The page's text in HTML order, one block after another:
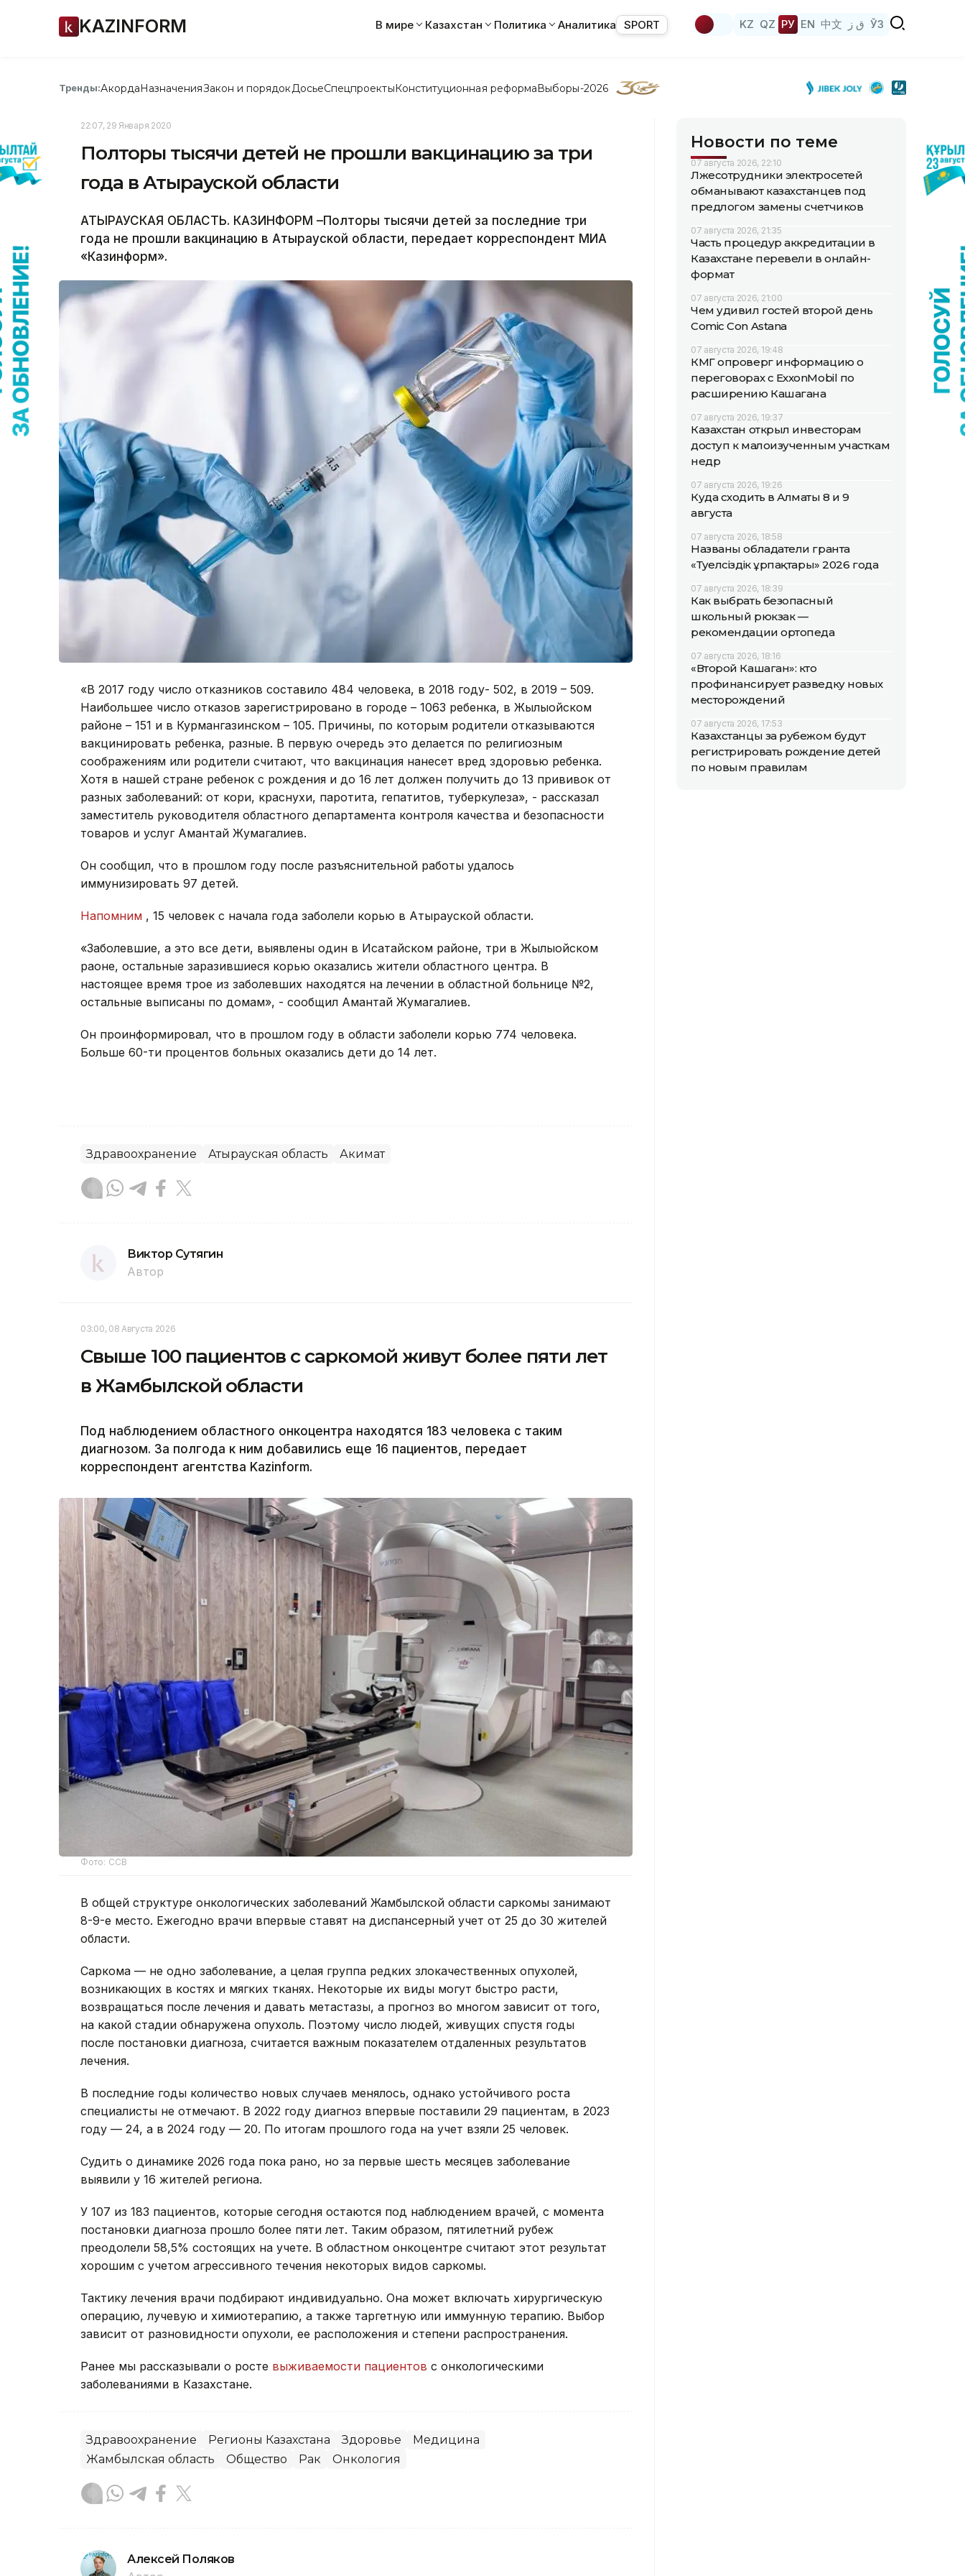
KAZINFORM В мире Казахстан Политика Аналитика SPORT KZ QZ РУ EN 中文 ق ز ЎЗ
Тренды:АкордаНазначенияЗакон и порядок ДосьеСпецпроектыКонституционная реформаВыборы-2026
22:07, 29 Января 2020
Полторы тысячи детей не прошли вакцинацию за три
года в Атырауской области
АТЫРАУСКАЯ ОБЛАСТЬ. КАЗИНФОРМ –Полторы тысячи детей за последние три
года не прошли вакцинацию в Атырауской области, передает корреспондент МИА
«Казинформ».
«В 2017 году число отказников составило 484 человека, в 2018 году- 502, в 2019 – 509.
Наибольшее число отказов зарегистрировано в городе – 1063 ребенка, в Жылыойском
районе – 151 и в Курмангазинском – 105. Причины, по которым родители отказываются
вакцинировать ребенка, разные. В первую очередь это делается по религиозным
соображениям или родители считают, что вакцинация нанесет вред здоровью ребенка.
Хотя в нашей стране ребенок с рождения и до 16 лет должен получить до 13 прививок от
разных заболеваний: от кори, краснухи, паротита, гепатитов, туберкулеза», - рассказал
заместитель руководителя областного департамента контроля качества и безопасности
товаров и услуг Амантай Жумагалиев.
Он сообщил, что в прошлом году после разъяснительной работы удалось
иммунизировать 97 детей.
Напомним , 15 человек с начала года заболели корью в Атырауской области.
«Заболевшие, а это все дети, выявлены один в Исатайском районе, три в Жылыойском
раоне, остальные заразившиеся корью оказались жители областного центра. В
настоящее время трое из заболевших находятся на лечении в областной больнице №2,
остальные выписаны по домам», - сообщил Амантай Жумагалиев.
Он проинформировал, что в прошлом году в области заболели корью 774 человека.
Больше 60-ти процентов больных оказались дети до 14 лет.
Здравоохранение Атырауская область Акимат
Виктор Сутягин
Автор
03:00, 08 Августа 2026
Свыше 100 пациентов с саркомой живут более пяти лет
в Жамбылской области
Под наблюдением областного онкоцентра находятся 183 человека с таким
диагнозом. За полгода к ним добавились еще 16 пациентов, передает
корреспондент агентства Kazinform.
Фото: ССВ
В общей структуре онкологических заболеваний Жамбылской области саркомы занимают
8-9-е место. Ежегодно врачи впервые ставят на диспансерный учет от 25 до 30 жителей
области.
Саркома — не одно заболевание, а целая группа редких злокачественных опухолей,
возникающих в костях и мягких тканях. Некоторые их виды могут быстро расти,
возвращаться после лечения и давать метастазы, а прогноз во многом зависит от того,
на какой стадии обнаружена опухоль. Поэтому число людей, живущих спустя годы
после постановки диагноза, считается важным показателем отдаленных результатов
лечения.
В последние годы количество новых случаев менялось, однако устойчивого роста
специалисты не отмечают. В 2022 году диагноз впервые поставили 29 пациентам, в 2023
году — 24, а в 2024 году — 20. По итогам прошлого года на учет взяли 25 человек.
Судить о динамике 2026 года пока рано, но за первые шесть месяцев заболевание
выявили у 16 жителей региона.
У 107 из 183 пациентов, которые сегодня остаются под наблюдением врачей, с момента
постановки диагноза прошло более пяти лет. Таким образом, пятилетний рубеж
преодолели 58,5% состоящих на учете. В областном онкоцентре считают этот результат
хорошим с учетом агрессивного течения некоторых видов саркомы.
Тактику лечения врачи подбирают индивидуально. Она может включать хирургическую
операцию, лучевую и химиотерапию, а также таргетную или иммунную терапию. Выбор
зависит от разновидности опухоли, ее расположения и степени распространения.
Ранее мы рассказывали о росте выживаемости пациентов с онкологическими
заболеваниями в Казахстане.
Здравоохранение Регионы Казахстана Здоровье
Медицина
Жамбылская область
Общество Рак Онкология
Алексей Поляков
Новости по теме
07 августа 2026, 22:10
Лжесотрудники электросетей
обманывают казахстанцев под
предлогом замены счетчиков
07 августа 2026, 21:35
Часть процедур аккредитации в
Казахстане перевели в онлайн-
формат
07 августа 2026, 21:00
Чем удивил гостей второй день
Comic Con Astana
07 августа 2026, 19:48
КМГ опроверг информацию о
переговорах с ExxonMobil по
расширению Кашагана
07 августа 2026, 19:37
Казахстан открыл инвесторам
доступ к малоизученным участкам
недр
07 августа 2026, 19:26
Куда сходить в Алматы 8 и 9
августа
07 августа 2026, 18:58
Названы обладатели гранта
«Тәуелсіздік ұрпақтары» 2026 года
07 августа 2026, 18:39
Как выбрать безопасный
школьный рюкзак —
рекомендации ортопеда
07 августа 2026, 18:16
«Второй Кашаган»: кто
профинансирует разведку новых
месторождений
07 августа 2026, 17:53
Казахстанцы за рубежом будут
регистрировать рождение детей
по новым правилам